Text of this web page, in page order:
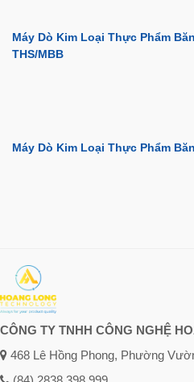
Máy Dò Kim Loại Thực Phẩm
THS/MBB
Máy Dò Kim Loại Thực Phẩm
CÔNG TY TNHH CÔNG NGHỆ
468 Lê Hồng Phong, Phường